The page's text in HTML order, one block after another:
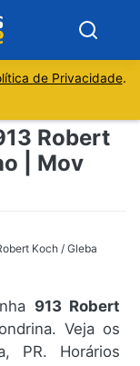
de Privacidade.
Robert
| Mov
Koch / Gleba
913 Robert
Veja os
PR. Horários